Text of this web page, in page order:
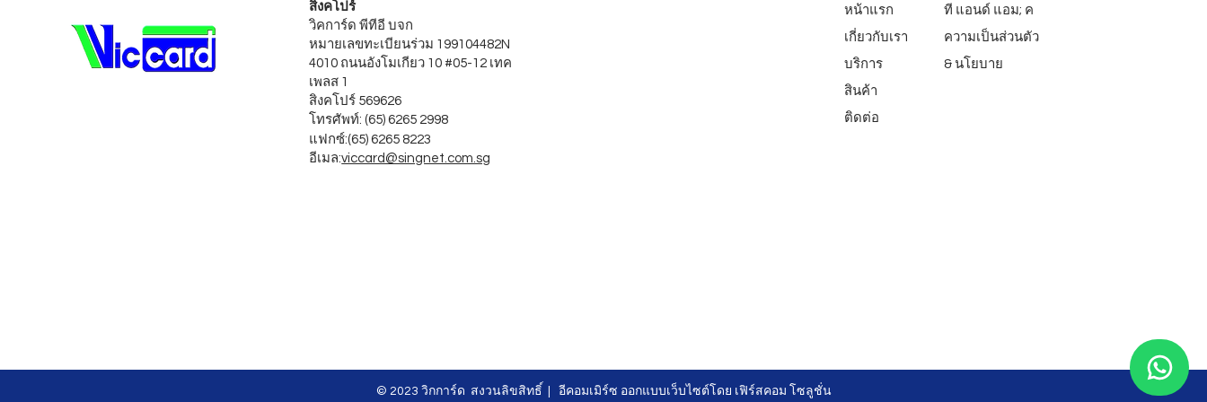
สิงคโปร์
วิคการ์ด พีทีอี บจก
หมายเลขทะเบียนร่วม 199104482N
4010 ถนนอังโมเกียว 10 #05-12 เทค
เพลส 1
สิงคโปร์ 569626
โทรศัพท์: (65) 6265 2998
แฟกซ์:(65) 6265 8223
อีเมล:viccard@singnet.com.sg
หน้าแรก
เกี่ยวกับเรา
บริการ
สินค้า
ติดต่อ
ที แอนด์ แอม; ค
ความเป็นส่วนตัว
& นโยบาย
© 2023 วิกการ์ด สงวนลิขสิทธิ์ | อีคอมเมิร์ซ ออกแบบเว็บไซต์โดย เฟิร์สคอม โซลูชั่น